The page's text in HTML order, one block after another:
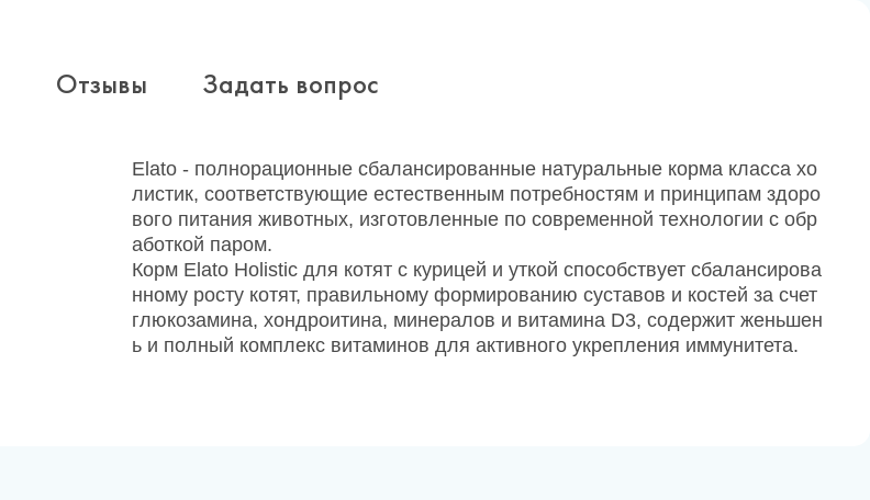
Отзывы Задать вопрос
Elato - полнорационные сбалансированные натуральные корма класса хо
листик, соответствующие естественным потребностям и принципам здоро
вого питания животных, изготовленные по современной технологии с обр
аботкой паром.
Корм Elato Holistic для котят с курицей и уткой способствует сбалансирова
нному росту котят, правильному формированию суставов и костей за счет
глюкозамина, хондроитина, минералов и витамина D3, содержит женьшен
ь и полный комплекс витаминов для активного укрепления иммунитета.